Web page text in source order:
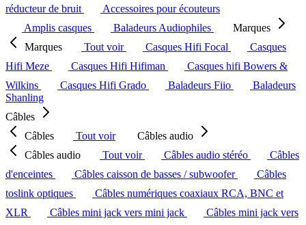
réducteur de bruit
Accessoires pour écouteurs
Amplis casques
Baladeurs Audiophiles
Marques
Marques
Tout voir Casques Hifi Focal
Casques
Hifi Meze
Casques Hifi Hifiman
Casques hifi Bowers &
Wilkins
Casques Hifi Grado Baladeurs Fiio
Baladeurs
Shanling
Câbles
Câbles
Tout voir
Câbles audio
Câbles audio
Tout voir Câbles audio stéréo
Câbles
d'enceintes
Câbles caisson de basses / subwoofer
Câbles
toslink optiques
Câbles numériques coaxiaux RCA, BNC et
XLR
Câbles mini jack vers mini jack
Câbles mini jack vers